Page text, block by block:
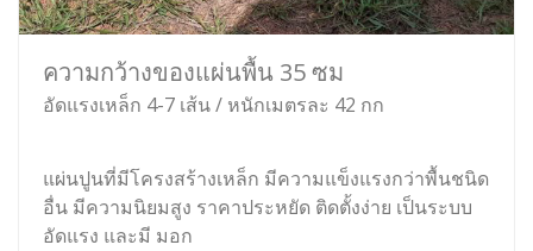
ความกว้างของแผ่นพื้น 35 ซม
อัดแรงเหล็ก 4-7 เส้น / หนักเมตรละ 42 กก
แผ่นปูนที่มีโครงสร้างเหล็ก มีความแข็งแรงกว่าพื้นชนิด
อื่น มีความนิยมสูง ราคาประหยัด ติดตั้งง่าย เป็นระบบ
อัดแรง และมี มอก